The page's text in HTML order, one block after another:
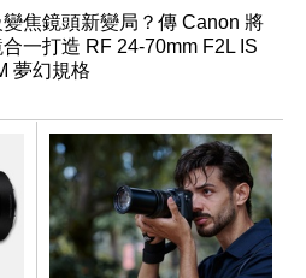
變焦鏡頭新變局？傳 Canon 將
一打造 RF 24-70mm F2L IS
夢幻規格